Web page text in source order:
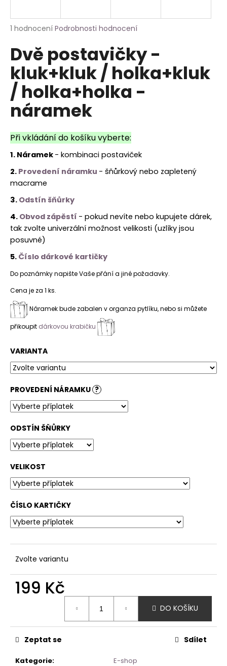
Průměrné
produktu
je
5,0
5
hvězdiček.
1 hodnocení Podrobnosti hodnocení
Dvě postavičky -
kluk+kluk / holka+kluk
/ holka+holka -
náramek
Při vkládání do košíku vyberte:
1. Náramek - kombinaci postaviček
2. Provedení náramku - šňůrkový nebo zapletený
macrame
3. Odstín šňůrky
4. Obvod zápěstí - pokud nevíte nebo kupujete dárek,
tak zvolte univerzální možnost velikosti (uzlíky jsou
posuvné)
5. Číslo dárkové kartičky
Do poznámky napište Vaše přání a jiné požadavky.
Cena je za 1 ks.
Náramek bude zabalen v organza pytlíku, nebo si můžete
přikoupit dárkovou krabičku
VARIANTA
PROVEDENÍ NÁRAMKU ?
ODSTÍN ŠŇŮRKY
VELIKOST
ČÍSLO KARTIČKY
Zvolte variantu
199 Kč
DO KOŠÍKU
Kategorie:
E-shop
Zeptat se Sdílet
j
t
?
HLEDAT